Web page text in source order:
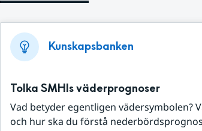
Kunskapsbanken
Tolka SMHIs väderprognoser
Vad betyder egentligen vädersymbolen?
och hur ska du förstå